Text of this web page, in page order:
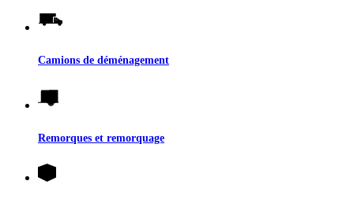
Camions de déménagement
Remorques et remorquage